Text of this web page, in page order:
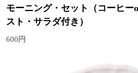
モーニング・セット（コーヒー
スト・サラダ付き）
600円